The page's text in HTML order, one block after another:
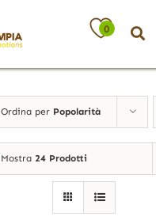
0
Ordina per Popolarità
Mostra 24 Prodotti